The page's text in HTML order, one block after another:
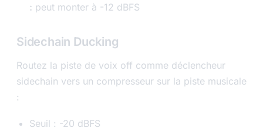
: peut monter à -12 dBFS
Sidechain Ducking
Routez la piste de voix off comme déclencheur
sidechain vers un compresseur sur la piste musicale
:
Seuil : -20 dBFS